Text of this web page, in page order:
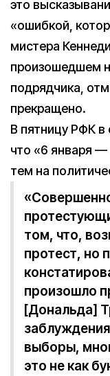
это
«ошибкой,
мистера
произошедшем
подрядчика,
прекращено.
В пятницу РФК в
что «6 января
тем на
том, что,
протест, но
произошло
[Дональда]
выборы,
это не как